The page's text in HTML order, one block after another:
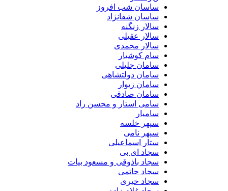
ساسان شب افروز
ساسان شفانژاد
سالار زنگنه
سالار عقیلی
سالار محمدی
سام کوشیار
سامان جلیلی
سامان دولتشاهی
سامان زیوار
سامان صادقی
سامی استار و محسن راد
سامیار
سپهر خلسه
سپهر نامی
ستار اسماعیلی
سجاد ای بی
سجاد باذوقی و مسعود بیات
سجاد حاتمی
سجاد خیری